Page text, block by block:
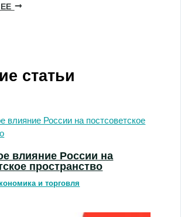
статьи
влияние России на
пространство
и торговля